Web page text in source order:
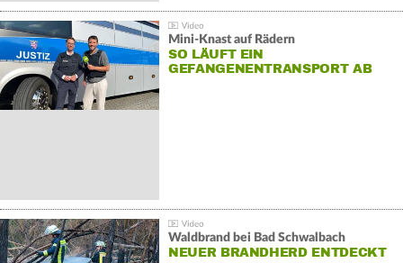
Mini-Knast auf Rädern
SO LÄUFT EIN
GEFANGENENTRANSPORT AB
Waldbrand bei Bad Schwalbach
NEUER BRANDHERD ENTDECKT